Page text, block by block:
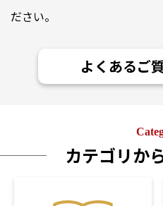
ださい。
よくあるご
カテゴリか